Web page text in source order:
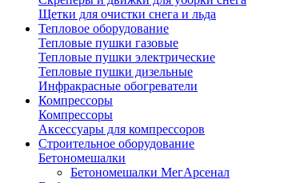
Щетки для очистки снега и льда
Тепловое оборудование
Тепловые пушки газовые
Тепловые пушки электрические
Тепловые пушки дизельные
Инфракрасные обогреватели
Компрессоры
Компрессоры
Аксессуары для компрессоров
Строительное оборудование
Бетономешалки
Бетономешалки МегАрсенал